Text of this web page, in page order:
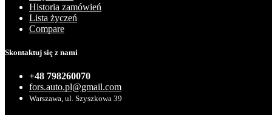
Historia zamówień
Lista życzeń
Compare
Skontaktuj się z nami
+48 798260070
fors.auto.pl@gmail.com
Warszawa, ul. Szyszkowa 39